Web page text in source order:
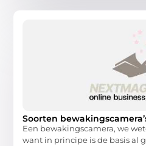
Soorten
Een bewakingscamera, we
want in principe is de basis al